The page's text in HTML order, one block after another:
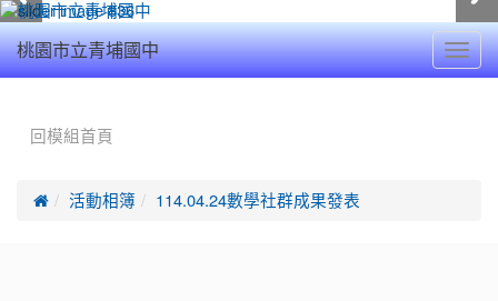
桃園市立青埔國中
回模組首頁
 活動相簿 114.04.24數學社群成果發表